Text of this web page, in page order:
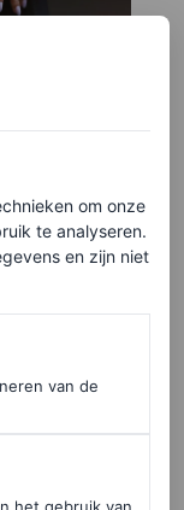
om onze
te analyseren.
en zijn niet
van de